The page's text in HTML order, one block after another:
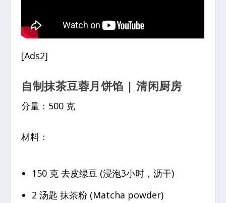
[Ads2]
自制抹茶豆蓉月饼馅 | 清闲厨房
分量：500 克
材料：
150 克 去皮绿豆 (浸泡3小时，沥干)
2 汤匙 抹茶粉 (Matcha powder)